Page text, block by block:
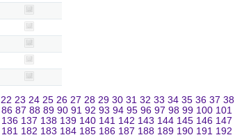
22 23 24 25 26 27 28 29 30 31 32 33 34 35 36 37 38
86 87 88 89 90 91 92 93 94 95 96 97 98 99 100 101
136 137 138 139 140 141 142 143 144 145 146 147
181 182 183 184 185 186 187 188 189 190 191 192